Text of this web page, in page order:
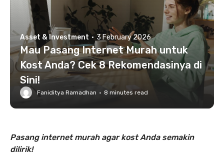
Asset & Investment · 3 February 2026
Mau Pasang Internet Murah untuk
Kost Anda? Cek 8 Rekomendasinya di
Sini!
Faniditya Ramadhan · 8 minutes read
Pasang internet murah agar kost Anda semakin
dilirik!